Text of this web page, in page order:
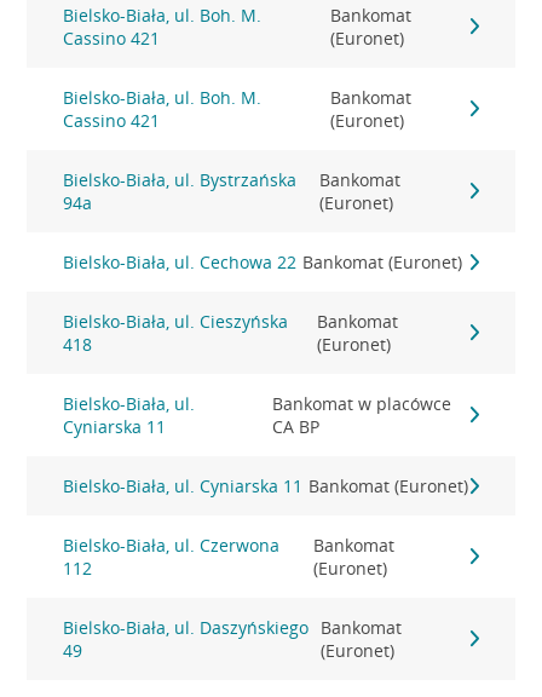
Bielsko-Biała, ul. Boh. M.
Cassino 421
Bankomat
(Euronet)
Bielsko-Biała, ul. Boh. M.
Cassino 421
Bankomat
(Euronet)
Bielsko-Biała, ul. Bystrzańska
94a
Bankomat
(Euronet)
Bielsko-Biała, ul. Cechowa 22 Bankomat (Euronet)
Bielsko-Biała, ul. Cieszyńska
418
Bankomat
(Euronet)
Bielsko-Biała, ul.
Cyniarska 11
Bankomat w placówce
CA BP
Bielsko-Biała, ul. Cyniarska 11 Bankomat (Euronet)
Bielsko-Biała, ul. Czerwona
112
Bankomat
(Euronet)
Bielsko-Biała, ul. Daszyńskiego
49
Bankomat
(Euronet)